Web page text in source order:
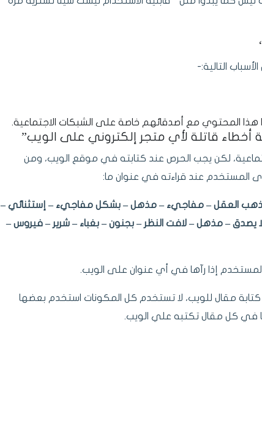
التالية:-
هذا المحتوي مع أصدقائهم خاصة على الشبكات الاجتماعية.
لكن يجب الحرص عند كتابته في موقع الويب، ومن
المستخدم عند قراءته في عنوان ما:
تذهب العقل – مفاجيء – مذهل – بشكل مفاجيء – إستثنائي –
يصدق – مذهل – لافت النظر – بجنون – بغباء – شرير – فيروس –
المستخدم إذا رآها في أي عنوان على الويب.
كتابة مقال للويب، لا تستخدم كل المكونات استخدم بعضها
في كل مقال تكتبه علي الويب.